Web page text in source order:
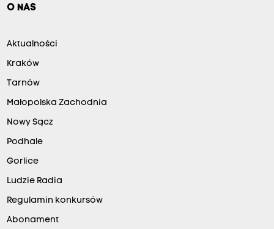
O NAS
Aktualności
Kraków
Tarnów
Małopolska Zachodnia
Nowy Sącz
Podhale
Gorlice
Ludzie Radia
Regulamin konkursów
Abonament